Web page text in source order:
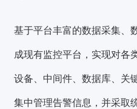
基于平台丰富的数据采集、
成现有监控平台，实现对各
设备、中间件、数据库、关
集中管理告警信息，并采取